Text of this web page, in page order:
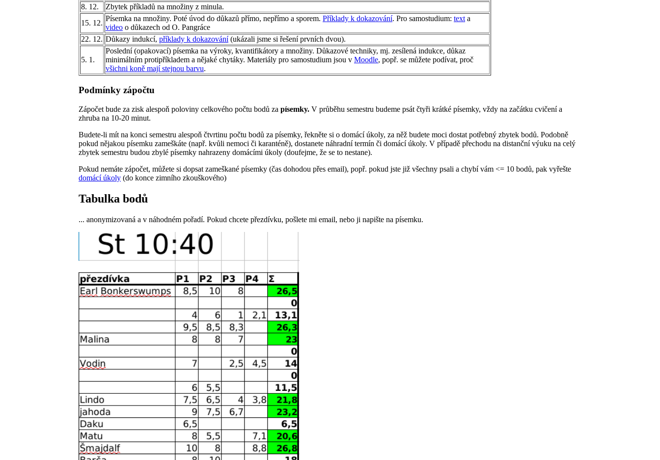
8. 12.
Zbytek příkladů na množiny z minula.
15. 12.
Písemka na množiny. Poté úvod do důkazů přímo, nepřímo a sporem. Příklady k dokazování. Pro samostudium: texta
video o důkazech od O. Pangráce
22. 12. Důkazy indukcí, příklady k dokazování(ukázali jsme si řešení prvních dvou).
5. 1.
Poslední (opakovací) písemka na výroky, kvantifikátory a množiny. Důkazové techniky, mj. zesílená indukce, důkaz
minimálním protipříkladem a nějaké chytáky. Materiály pro samostudium jsou v Moodle, popř. se můžete podívat, proč
všichni koně mají stejnou barvu.
Podmínky zápočtu
Zápočet bude za zisk alespoň poloviny celkového počtu bodů za písemky. V průběhu semestru budeme psát čtyři krátké písemky, vždy na začátku cvičení a
zhruba na 10-20 minut.
Budete-li mít na konci semestru alespoň čtvrtinu počtu bodů za písemky, řekněte si o domácí úkoly, za něž budete moci dostat potřebný zbytek bodů. Podobně
pokud nějakou písemku zameškáte (např. kvůli nemoci či karanténě), dostanete náhradní termín či domácí úkoly. V případě přechodu na distanční výuku na celý
zbytek semestru budou zbylé písemky nahrazeny domácími úkoly (doufejme, že se to nestane).
Pokud nemáte zápočet, můžete si dopsat zameškané písemky (čas dohodou přes email), popř. pokud jste již všechny psali a chybí vám <= 10 bodů, pak vyřešte
domácí úkoly (do konce zimního zkouškového)
Tabulka bodů
... anonymizovaná a v náhodném pořadí. Pokud chcete přezdívku, pošlete mi email, nebo ji napište na písemku.